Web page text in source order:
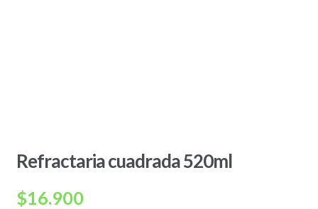
Refractaria cuadrada 520ml
$16.900